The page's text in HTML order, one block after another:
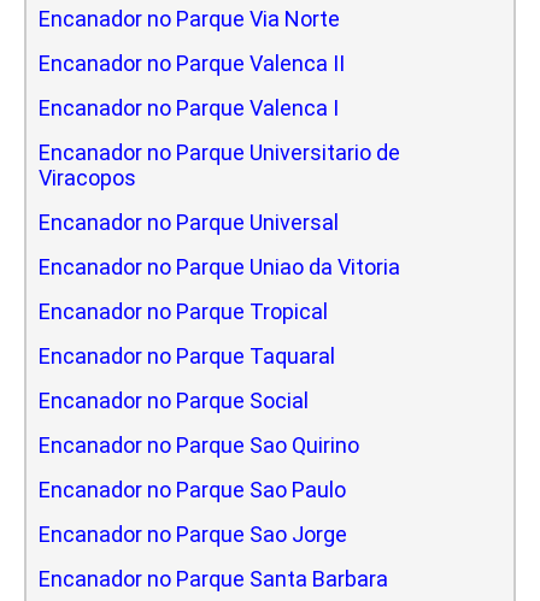
Encanador no Parque Via Norte
Encanador no Parque Valenca II
Encanador no Parque Valenca I
Encanador no Parque Universitario de
Viracopos
Encanador no Parque Universal
Encanador no Parque Uniao da Vitoria
Encanador no Parque Tropical
Encanador no Parque Taquaral
Encanador no Parque Social
Encanador no Parque Sao Quirino
Encanador no Parque Sao Paulo
Encanador no Parque Sao Jorge
Encanador no Parque Santa Barbara